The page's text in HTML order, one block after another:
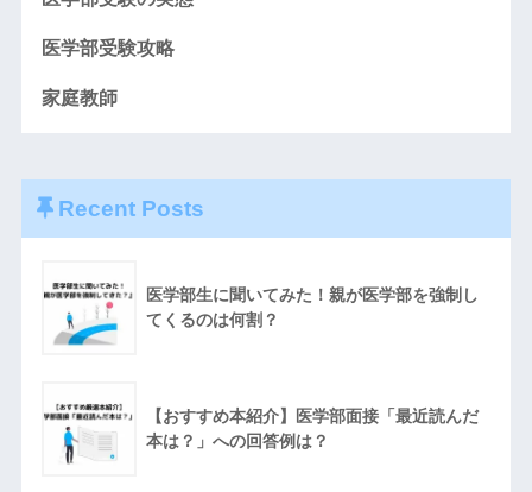
医学部受験攻略
家庭教師
Recent Posts
医学部生に聞いてみた！親が医学部を強制し
てくるのは何割？
【おすすめ本紹介】医学部面接「最近読んだ
本は？」への回答例は？